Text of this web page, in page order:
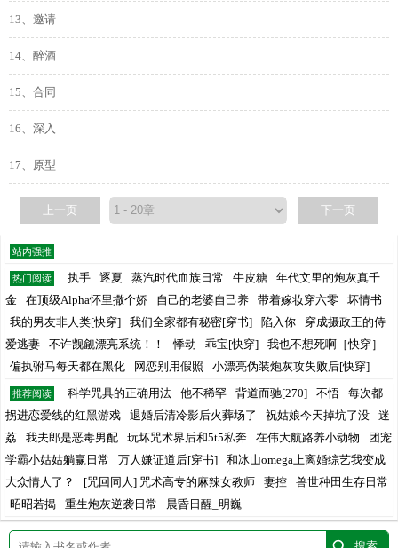
13、邀请
14、醉酒
15、合同
16、深入
17、原型
上一页 下一页
站内强推
热门阅读 执手 逐夏 蒸汽时代血族日常 牛皮糖
年代文里的炮灰真千
金
在顶级Alpha怀里撒个娇 自己的老婆自己养 带着嫁妆穿六零
坏情书
我的男友非人类[快穿]
我们全家都有秘密[穿书] 陷入你
穿成摄政王的侍
爱逃妻
不许觊觎漂亮系统！！ 悸动 乖宝[快穿]
我也不想死啊［快穿］
偏执驸马每天都在黑化
网恋别用假照 小漂亮伪装炮灰攻失败后[快穿]
推荐阅读 科学咒具的正确用法 他不稀罕 背道而驰[270] 不悟
每次都
拐进恋爱线的红黑游戏
退婚后清冷影后火葬场了 祝姑娘今天掉坑了没
迷
荔
我夫郎是恶毒男配 玩坏咒术界后和5t5私奔 在伟大航路养小动物
团宠
学霸小姑姑躺赢日常
万人嫌证道后[穿书]
和冰山omega上离婚综艺我变成
大众情人了？
[咒回同人] 咒术高专的麻辣女教师 妻控
兽世种田生存日常
昭昭若揭
重生炮灰逆袭日常 晨昏日醒_明巍